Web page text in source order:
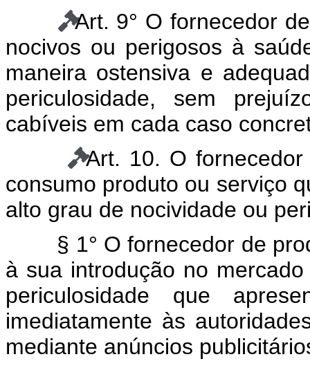
Art. 9° O fornecedor
nocivos ou perigosos à
maneira ostensiva e
periculosidade, sem
cabíveis em cada caso
Art. 10. O
consumo produto ou serviço
alto grau de nocividade ou
§ 1° O fornecedor de
à sua introdução no
periculosidade que
imediatamente às
mediante anúncios